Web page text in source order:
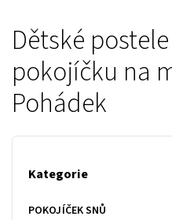
Dětské
pokojíčku na
Pohádek
Kategorie
POKOJÍČEK SNŮ